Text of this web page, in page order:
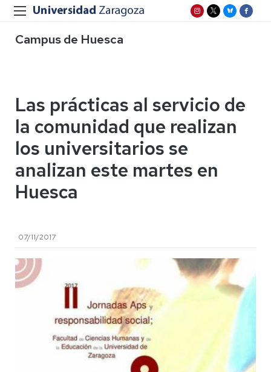
Campus de Huesca
Las prácticas al servicio de
la comunidad que realizan
los universitarios se
analizan este martes en
Huesca
07/11/2017